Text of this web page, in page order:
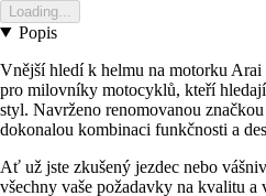
Loading...
Popis
Vnější hledí k helmu na motorku
pro milovníky motocyklů, kteří
styl. Navrženo renomovanou
dokonalou kombinaci funkčnosti a
Ať už jste zkušený jezdec nebo
všechny vaše požadavky na kvalitu